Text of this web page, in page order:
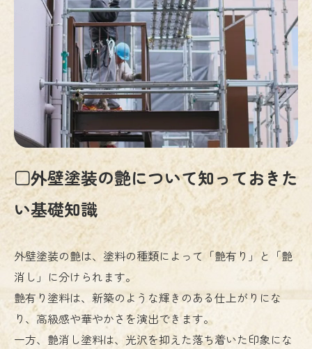
□外壁塗装の艶について知っておきた
い基礎知識
外壁塗装の艶は、塗料の種類によって「艶有り」と「艶
消し」に分けられます。
艶有り塗料は、新築のような輝きのある仕上がりにな
り、高級感や華やかさを演出できます。
一方、艶消し塗料は、光沢を抑えた落ち着いた印象にな